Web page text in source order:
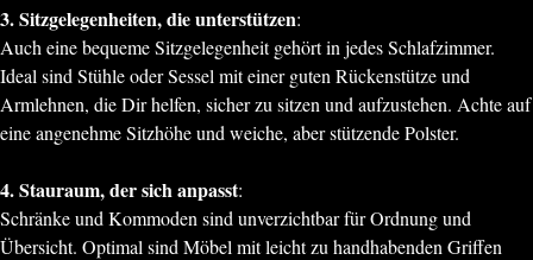
3. Sitzgelegenheiten, die unterstützen:
Auch eine bequeme Sitzgelegenheit gehört in jedes Schlafzimmer.
Ideal sind Stühle oder Sessel mit einer guten Rückenstütze und
Armlehnen, die Dir helfen, sicher zu sitzen und aufzustehen. Achte auf
eine angenehme Sitzhöhe und weiche, aber stützende Polster.
4. Stauraum, der sich anpasst:
Schränke und Kommoden sind unverzichtbar für Ordnung und
Übersicht. Optimal sind Möbel mit leicht zu handhabenden Griffen